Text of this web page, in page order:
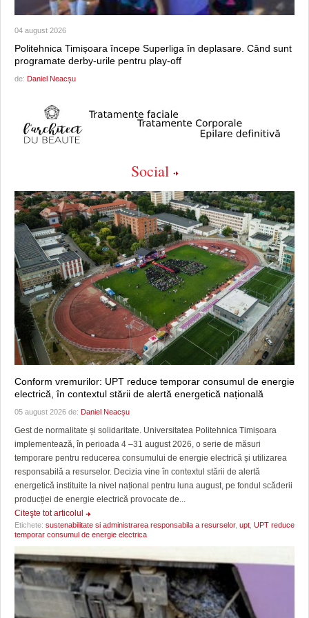
04 august 2026
Politehnica Timișoara începe Superliga în deplasare. Când sunt
programate derby-urile pentru play-off
de: Daniel Neacșu
Social
Conform vremurilor: UPT reduce temporar consumul de energie
electrică, în contextul stării de alertă energetică națională
05 august 2026 de: Daniel Neacșu
Gest de normalitate și solidaritate. Universitatea Politehnica Timișoara
implementează, în perioada 4 –31 august 2026, o serie de măsuri
temporare pentru reducerea consumului de energie electrică și utilizarea
responsabilă a resurselor. Decizia vine în contextul stării de alertă
energetică instituite la nivel național pentru luna august, pe fondul scăderii
producției de energie electrică provocate de...
Citeşte tot articolul
Etichete: sustenabilitate si administrarea responsabila a resurselor, upt, UPT reduce
temporar consumul de energie electrica